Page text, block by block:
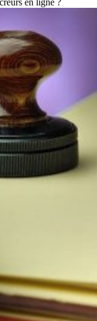
en ligne ?